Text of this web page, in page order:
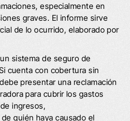
especialmente en
graves. El informe sirve
de lo ocurrido, elaborado por
sistema de seguro de
cuenta con cobertura sin
presentar una reclamación
para cubrir los gastos
ingresos,
quién haya causado el